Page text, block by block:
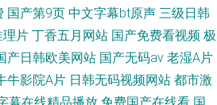
国产第9页 中文字幕bt原声 三级日韩
理片 丁香五月网站 国产免费看视频 极
产日韩欧美网站 国产无码av 老湿A片
牛影院A片 日韩无码视频网站 都市激